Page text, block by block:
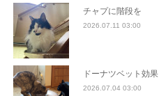
チャプに階段を
2026.07.11 03:00
ドーナツベット効果
2026.07.04 03:00